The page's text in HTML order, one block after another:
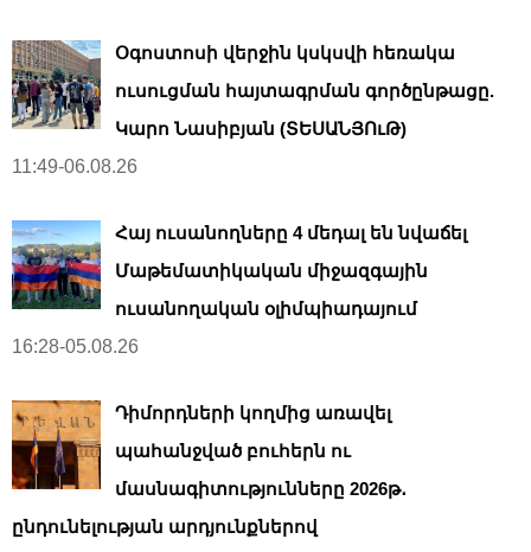
Օգոստոսի վերջին կսկսվի հեռակա
ուսուցման հայտագրման գործընթացը.
Կարո Նասիբյան (ՏԵՍԱՆՅՈւԹ)
11:49-06.08.26
Հայ ուսանողները 4 մեդալ են նվաճել
Մաթեմատիկական միջազգային
ուսանողական օլիմպիադայում
16:28-05.08.26
Դիմորդների կողմից առավել
պահանջված բուհերն ու
մասնագիտությունները 2026թ․
ընդունելության արդյունքներով